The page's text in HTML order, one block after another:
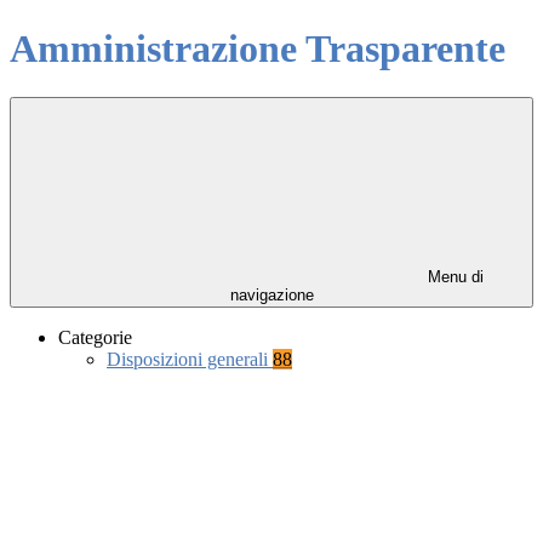
Amministrazione Trasparente
Menu di
navigazione
Categorie
Disposizioni generali 88